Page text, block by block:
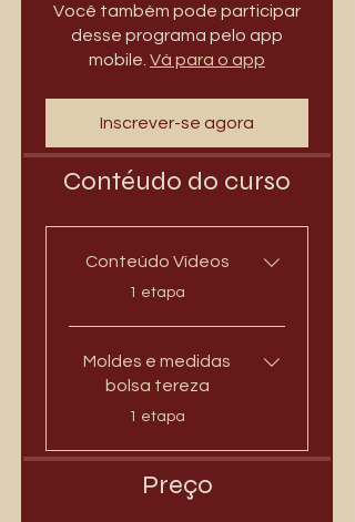
Você também pode participar
desse programa pelo app
mobile. Vá para o app
Inscrever-se agora
Contéudo do curso
Conteúdo Vídeos
.
1 etapa
Moldes e medidas
bolsa tereza
.
1 etapa
Preço